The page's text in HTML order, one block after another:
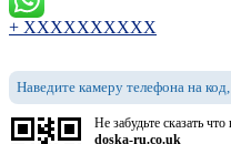
+ XXXXXXXXXX
Наведите камеру телефона на
Не забудьте сказать
doska-ru.co.uk